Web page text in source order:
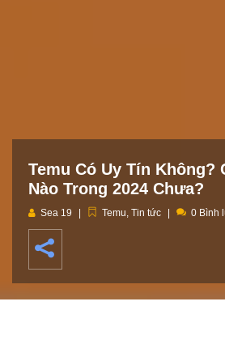
Temu Có Uy Tín Không?
Nào Trong 2024 Chưa?
Sea 19 Temu, Tin tức 0 Bình